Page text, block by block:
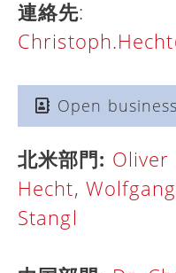
連絡先:
Open
北米部門: Oliver
Hecht,
Stangl